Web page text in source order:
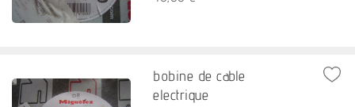
bobine de cable
electrique